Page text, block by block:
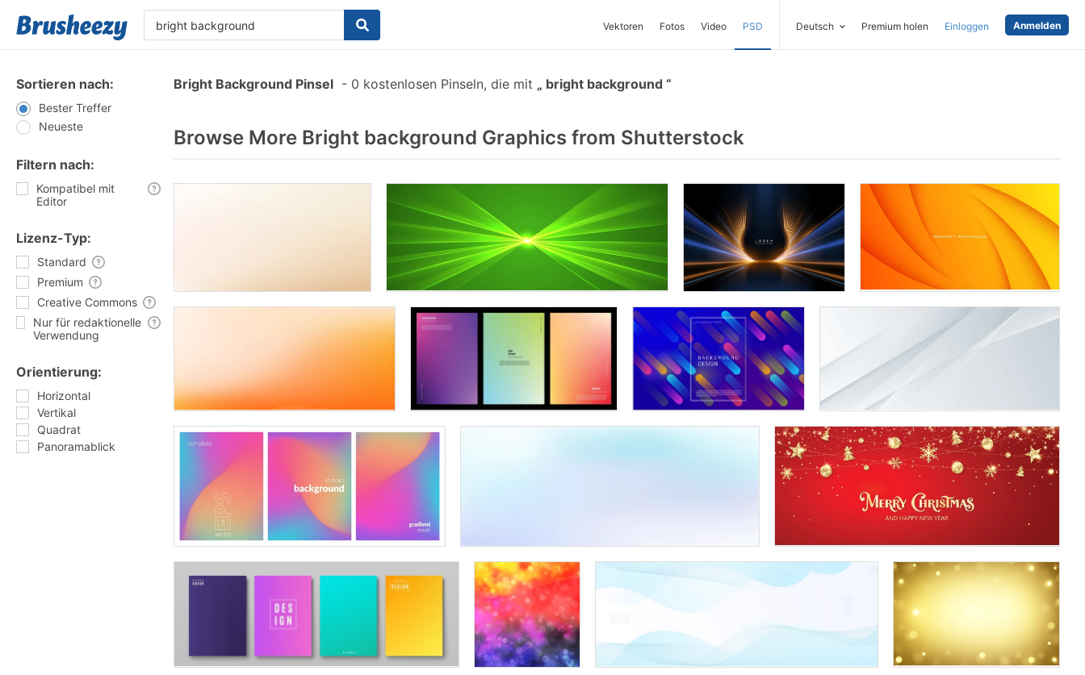
Vektoren Fotos Video PSD Deutsch Premium holen Einloggen Anmelden
Sortieren nach:
Bester Treffer
Neueste
Filtern nach:
Kompatibel mit
Editor
Lizenz-Typ:
Standard
Premium
Creative Commons
Nur für redaktionelle
Verwendung
Orientierung:
Horizontal
Vertikal
Quadrat
Panoramablick
Bright Background Pinsel - 0 kostenlosen Pinseln, die mit bright background
Browse More Bright background Graphics from Shutterstock